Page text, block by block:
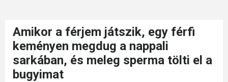
Amikor a férjem játszik, egy férfi
keményen megdug a nappali
sarkában, és meleg sperma tölti el a
bugyimat